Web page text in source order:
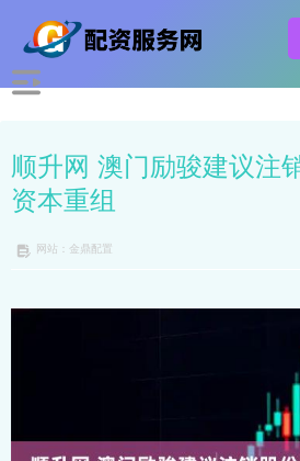
顺升网 澳门励骏建议注
资本重组
网站：金鼎配置